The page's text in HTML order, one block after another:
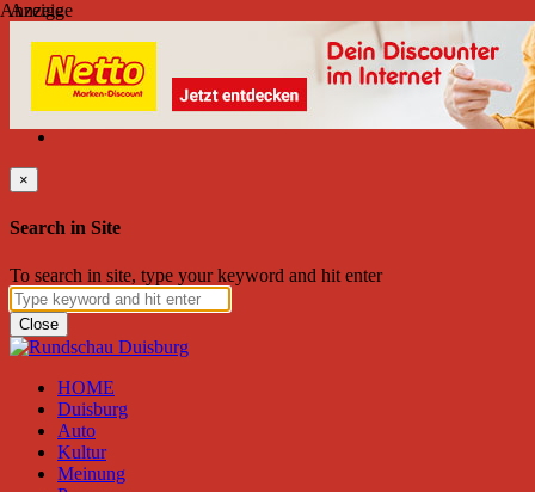
Sonntag, August 09, 2026
Friend on Facebook Follow on Twitter
Subscribe to RSS
Search
×
Search in Site
To search in site, type your keyword and hit enter
Close
HOME
Duisburg
Auto
Kultur
Meinung
Anzeige
Anzeige